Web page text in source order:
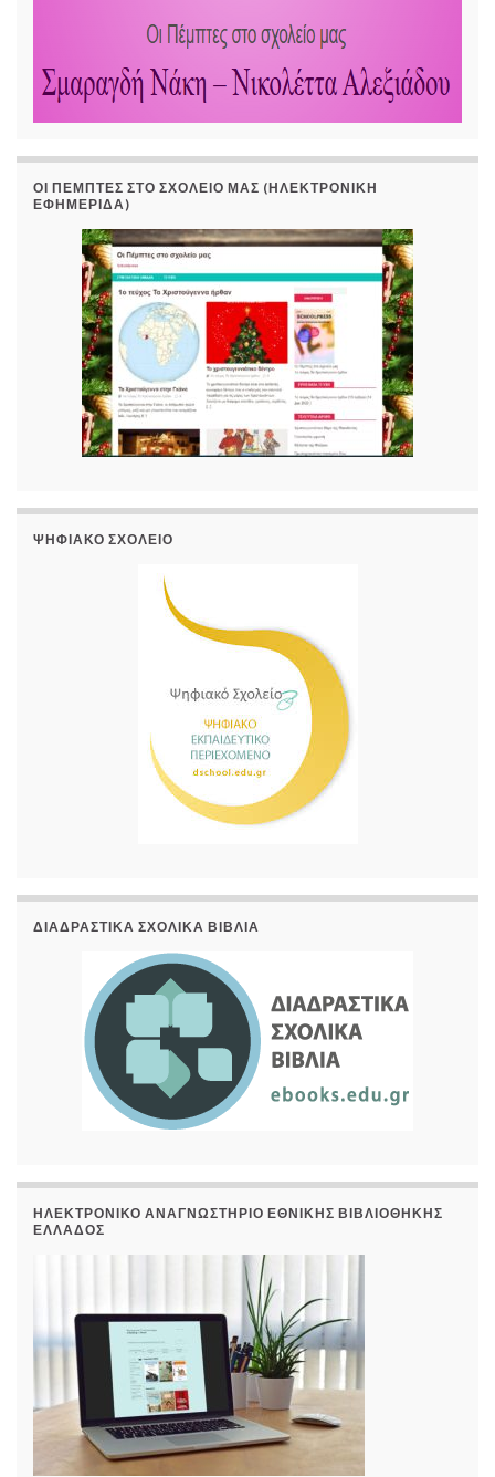
ΟΙ ΠΈΜΠΤΕΣ ΣΤΟ ΣΧΟΛΕΊΟ ΜΑΣ (ΗΛΕΚΤΡΟΝΙΚΉ
ΕΦΗΜΕΡΊΔΑ)
ΨΗΦΙΑΚΌ ΣΧΟΛΕΊΟ
ΔΙΑΔΡΑΣΤΙΚΆ ΣΧΟΛΙΚΆ ΒΙΒΛΊΑ
ΗΛΕΚΤΡΟΝΙΚΌ ΑΝΑΓΝΩΣΤΉΡΙΟ ΕΘΝΙΚΉΣ ΒΙΒΛΙΟΘΉΚΗΣ
ΕΛΛΆΔΟΣ